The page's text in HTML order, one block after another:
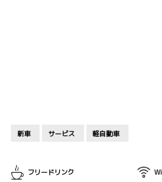
新車 サービス 軽自動車
フリードリンク